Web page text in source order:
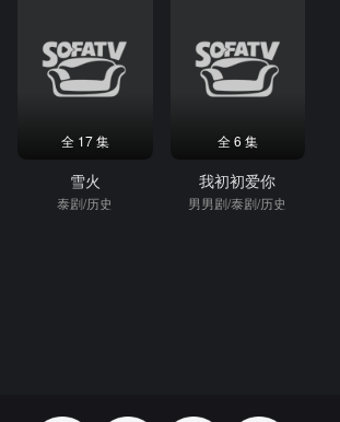
全 17 集
雪火
泰剧/历史
全 6 集
我初初爱你
男男剧/泰剧/历史